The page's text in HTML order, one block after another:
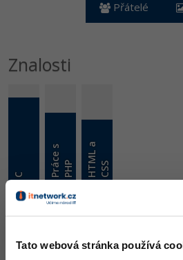
Tato webová stránka používá
Copywriter
WordPress specialista
Algoritmy -41%
Umělá inteligence (AI)
Fórum
Windows
Kybernetická bezpečnost
Elektronický podpis
Fórum
Přátelé
Znalosti
C P
r
á
c
e
s
P
H P H
T
M
L
a
C
S S
Skill
Ocenění